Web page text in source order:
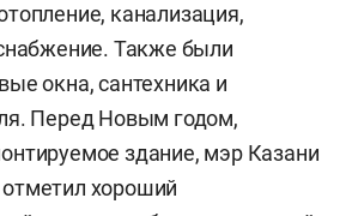
канализация,
Также были
окна, сантехника и
Перед Новым годом,
здание, мэр Казани
хороший